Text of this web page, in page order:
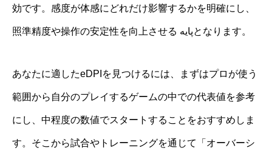
効です。感度が体感にどれだけ影響するかを明確にし、
照準精度や操作の安定性を向上させる پایهとなります。
あなたに適したeDPIを見つけるには、まずはプロが使う
範囲から自分のプレイするゲームの中での代表値を参考
にし、中程度の数値でスタートすることをおすすめしま
す。そこから試合やトレーニングを通じて「オーバーシ